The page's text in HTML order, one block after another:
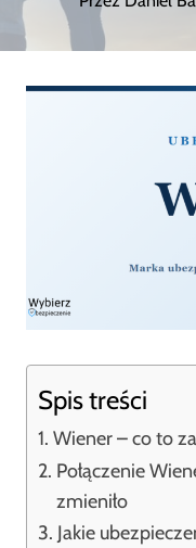
Spis treści
Wiener – co to
Połączenie
zmieniło
Jakie